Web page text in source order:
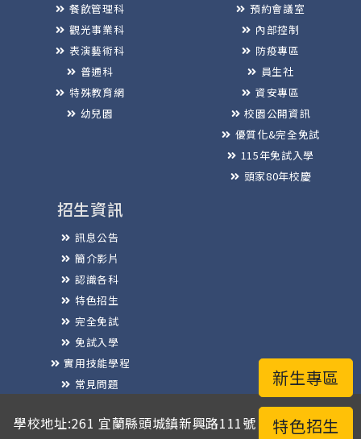
特色招生
新生專區
餐飲管理科
觀光事業科
表演藝術科
普通科
特殊教育網
幼兒園
預約會議室
內部控制
防疫專區
員生社
資安專區
校園公開資訊
優質化&完全免試
115年免試入學
頭家80年校慶
招生資訊
訊息公告
簡介影片
認識各科
特色招生
完全免試
免試入學
實用技能學程
常見問題
學校地址:261 宜蘭縣頭城鎮新興路111號 / 電話總機:03-